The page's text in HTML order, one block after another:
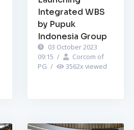
Integrated WBS
by Pupuk
Indonesia Group
03 October 2023
09:15 /
Corcom of
PG / 3562x viewed